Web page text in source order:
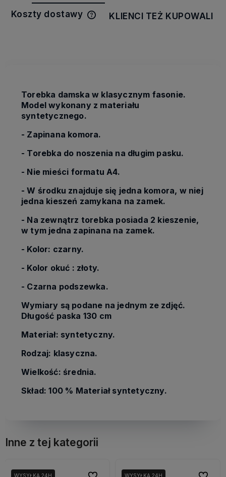
Koszty dostawy
Cena nie zawiera ewentualnych
KLIENCI TEŻ KUPOWALI
Torebka damska w klasycznym fasonie.
Model wykonany z materiału
syntetycznego.
- Zapinana komora.
- Torebka do noszenia na długim pasku.
- Nie mieści formatu A4.
- W środku znajduje się jedna komora, w niej
jedna kieszeń zamykana na zamek.
- Na zewnątrz torebka posiada 2 kieszenie,
w tym jedna zapinana na zamek.
- Kolor: czarny.
- Kolor okuć : złoty.
- Czarna podszewka.
Wymiary są podane na jednym ze zdjęć.
Długość paska 130 cm
Materiał: syntetyczny.
Rodzaj: klasyczna.
Wielkość: średnia.
Skład: 100 % Materiał syntetyczny.
Inne z tej kategorii
WYSYŁKA 24H WYSYŁKA 24H